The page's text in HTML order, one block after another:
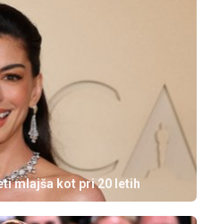
mlajša kot pri 20 letih